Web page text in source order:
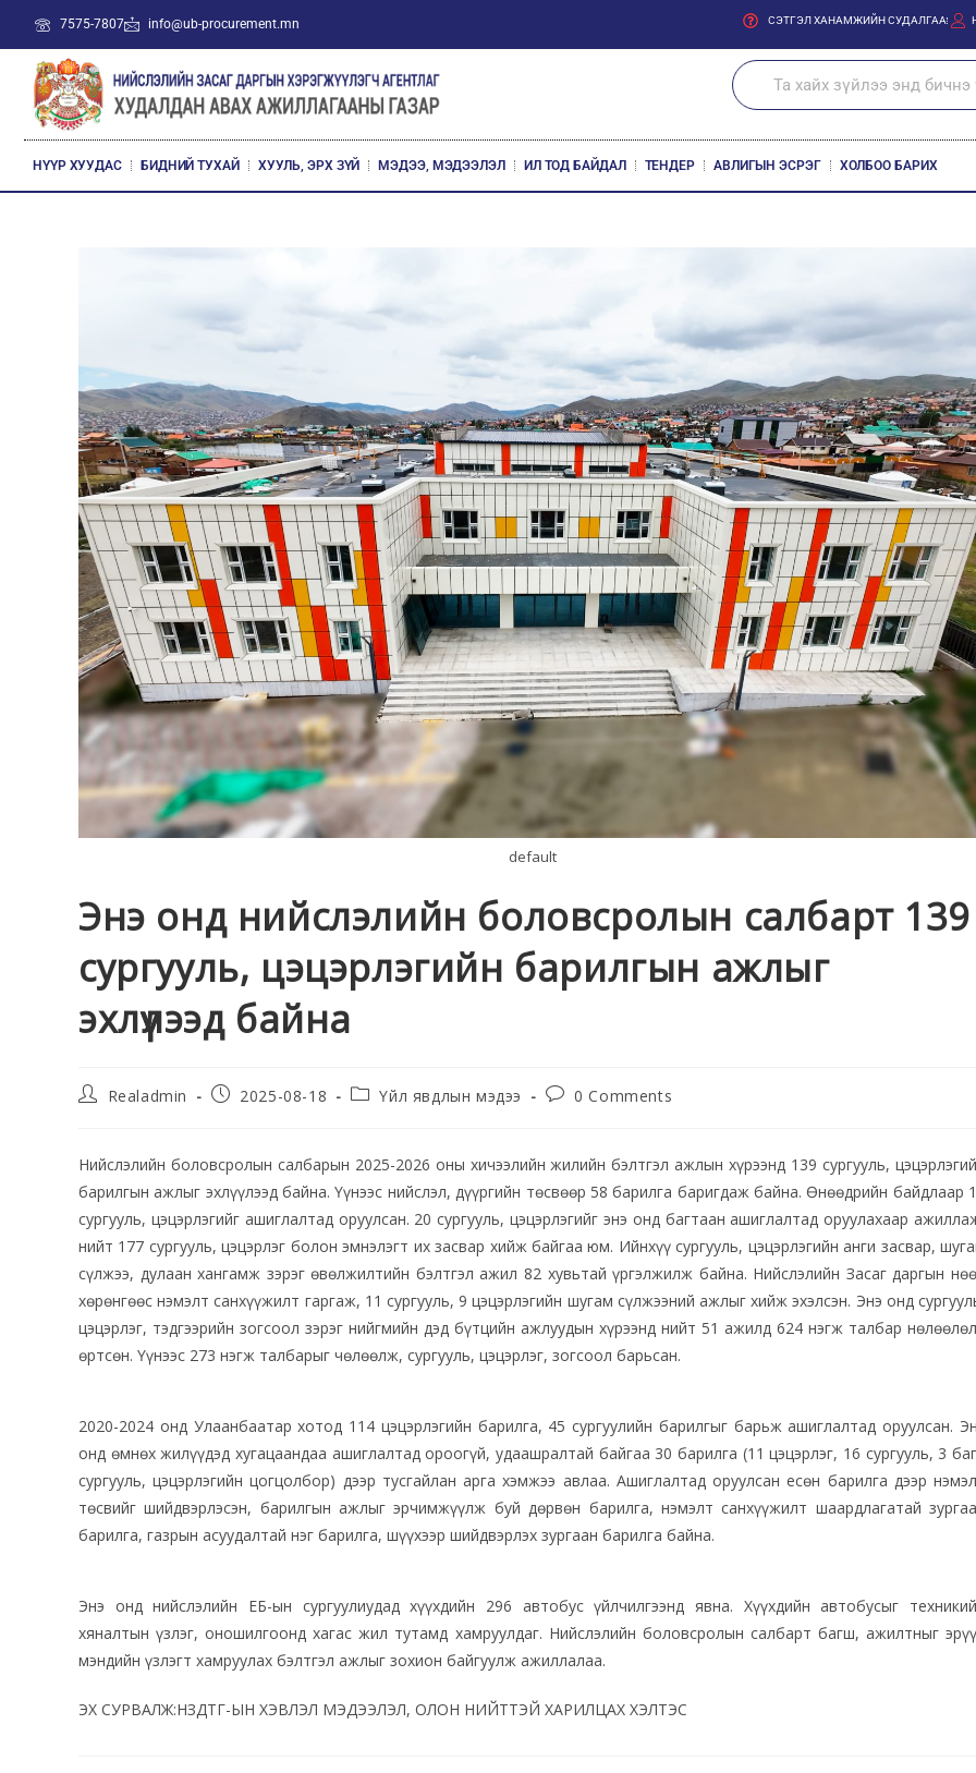
7575-7807 info@ub-procurement.mn СЭТГЭЛ ХАНАМЖИЙН СУДАЛГАА
НҮҮР ХУУДАС БИДНИЙ ТУХАЙ ХУУЛЬ, ЭРХ ЗҮЙ МЭДЭЭ, МЭДЭЭЛЭЛ ИЛ ТОД БАЙДАЛ ТЕНДЕР АВЛИГЫН ЭСРЭГ ХОЛБОО БАРИХ
default
Энэ онд нийслэлийн боловсролын салбарт 139
сургууль, цэцэрлэгийн барилгын ажлыг
эхлүүлээд байна
Realadmin 2025-08-18 Үйл явдлын мэдээ 0 Comments
Нийслэлийн боловсролын салбарын 2025-2026 оны хичээлийн жилийн бэлтгэл ажлын хүрээнд 139 сургууль,
барилгын ажлыг эхлүүлээд байна. Үүнээс нийслэл, дүүргийн төсвөөр 58 барилга баригдаж байна. Өнөөдрийн байдлаар
сургууль, цэцэрлэгийг ашиглалтад оруулсан. 20 сургууль, цэцэрлэгийг энэ онд багтаан ашиглалтад оруулахаар
нийт 177 сургууль, цэцэрлэг болон эмнэлэгт их засвар хийж байгаа юм. Ийнхүү сургууль, цэцэрлэгийн анги засвар,
сүлжээ, дулаан хангамж зэрэг өвөлжилтийн бэлтгэл ажил 82 хувьтай үргэлжилж байна. Нийслэлийн Засаг даргын
хөрөнгөөс нэмэлт санхүүжилт гаргаж, 11 сургууль, 9 цэцэрлэгийн шугам сүлжээний ажлыг хийж эхэлсэн. Энэ онд
цэцэрлэг, тэдгээрийн зогсоол зэрэг нийгмийн дэд бүтцийн ажлуудын хүрээнд нийт 51 ажилд 624 нэгж талбар
өртсөн. Үүнээс 273 нэгж талбарыг чөлөөлж, сургууль, цэцэрлэг, зогсоол барьсан.
2020-2024 онд Улаанбаатар хотод 114 цэцэрлэгийн барилга, 45 сургуулийн барилгыг барьж ашиглалтад оруулсан.
онд өмнөх жилүүдэд хугацаандаа ашиглалтад ороогүй, удаашралтай байгаа 30 барилга (11 цэцэрлэг, 16 сургууль, 3
сургууль, цэцэрлэгийн цогцолбор) дээр тусгайлан арга хэмжээ авлаа. Ашиглалтад оруулсан есөн барилга дээр
төсвийг шийдвэрлэсэн, барилгын ажлыг эрчимжүүлж буй дөрвөн барилга, нэмэлт санхүүжилт шаардлагатай
барилга, газрын асуудалтай нэг барилга, шүүхээр шийдвэрлэх зургаан барилга байна.
Энэ онд нийслэлийн ЕБ-ын сургуулиудад хүүхдийн 296 автобус үйлчилгээнд явна. Хүүхдийн автобусыг
хяналтын үзлэг, оношилгоонд хагас жил тутамд хамруулдаг. Нийслэлийн боловсролын салбарт багш, ажилтныг
мэндийн үзлэгт хамруулах бэлтгэл ажлыг зохион байгуулж ажиллалаа.
ЭХ СУРВАЛЖ:НЗДТГ-ЫН ХЭВЛЭЛ МЭДЭЭЛЭЛ, ОЛОН НИЙТТЭЙ ХАРИЛЦАХ ХЭЛТЭС